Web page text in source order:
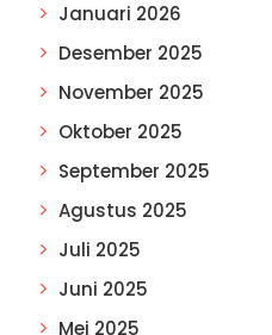
Januari 2026
Desember 2025
November 2025
Oktober 2025
September 2025
Agustus 2025
Juli 2025
Juni 2025
Mei 2025